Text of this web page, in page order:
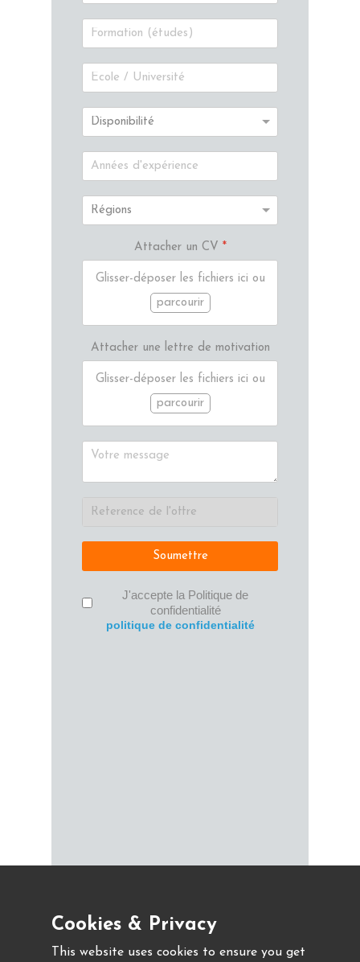
Attacher un CV *
Glisser-déposer les fichiers ici ou
parcourir
Attacher une lettre de motivation
Glisser-déposer les fichiers ici ou
parcourir
Soumettre
J'accepte la Politique de
confidentialité
politique de confidentialité
Cookies & Privacy
This website uses cookies to ensure you get